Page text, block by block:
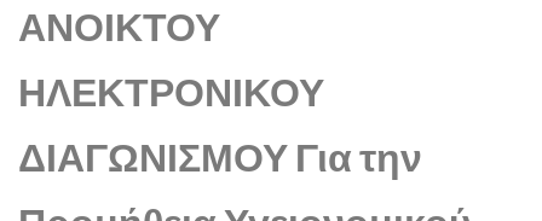
ΑΝΟΙΚΤΟΥ
ΗΛΕΚΤΡΟΝΙΚΟΥ
ΔΙΑΓΩΝΙΣΜΟΥ Για την